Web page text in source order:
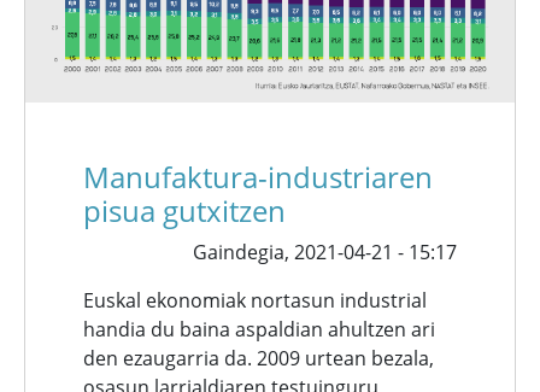
Manufaktura-industriaren
pisua gutxitzen
Gaindegia, 2021-04-21 - 15:17
Euskal ekonomiak nortasun industrial
handia du baina aspaldian ahultzen ari
den ezaugarria da. 2009 urtean bezala,